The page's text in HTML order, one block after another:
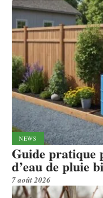
NEWS
Guide pratique
d’eau de pluie
7 août 2026